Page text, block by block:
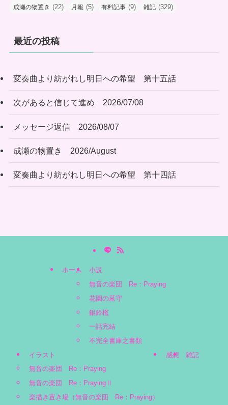
成瀬の物置き (22) 月報 (5) 有料記事 (9) 雑記 (329)
最近の投稿
変奏曲より紡がれし明日への希望 第十五話
次があると信じて進め 2026/07/08
メッセージ返信 2026/08/07
成瀬の物置き 2026/August
変奏曲より紡がれし明日への希望 第十四話
ホーム
小説
無音の楽団 Re：Praying
花園の墓守
銀鈴檻
一話完結
不完全書庫之書類
イラスト
無音の楽団 Re：Praying
無音の楽団 Re：PrayingⅡ
楽描き置き場（無音の楽団 Re：Praying）
感想 雑記